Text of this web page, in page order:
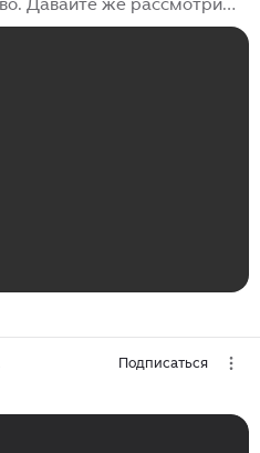
с ними связанные. Хотя
Подписаться